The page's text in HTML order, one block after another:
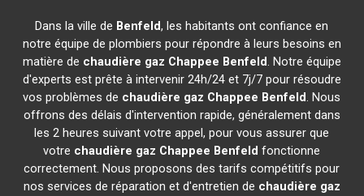
Dans la ville de Benfeld, les habitants ont confiance en
notre équipe de plombiers pour répondre à leurs besoins en
matière de chaudière gaz Chappee Benfeld. Notre équipe
d'experts est prête à intervenir 24h/24 et 7j/7 pour résoudre
vos problèmes de chaudière gaz Chappee Benfeld. Nous
offrons des délais d'intervention rapide, généralement dans
les 2 heures suivant votre appel, pour vous assurer que
votre chaudière gaz Chappee Benfeld fonctionne
correctement. Nous proposons des tarifs compétitifs pour
nos services de réparation et d'entretien de chaudière gaz